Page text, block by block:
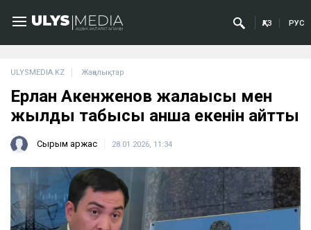
ҚАЗ РУС
ULYSMEDIA.KZ Жаңалықтар
Ерлан Ақкенженов жалақысы мен
жылдық табысы қанша екенін айтты
Сырым Қаржас 28.01.2026, 11:34